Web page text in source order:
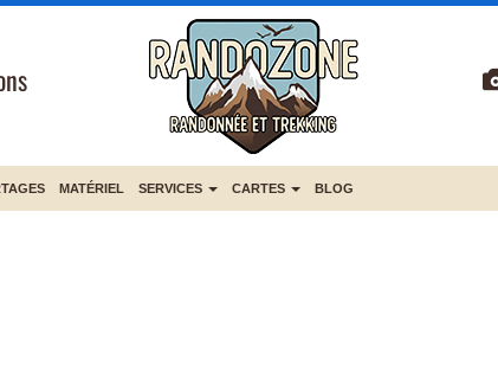
MATÉRIEL SERVICES CARTES BLOG